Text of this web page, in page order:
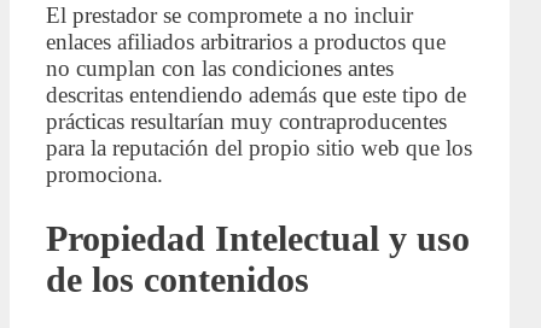
El prestador se compromete a no incluir
enlaces afiliados arbitrarios a productos que
no cumplan con las condiciones antes
descritas entendiendo además que este tipo de
prácticas resultarían muy contraproducentes
para la reputación del propio sitio web que los
promociona.
Propiedad Intelectual y uso
de los contenidos